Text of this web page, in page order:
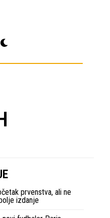
prvenstva, ali ne
izdanje